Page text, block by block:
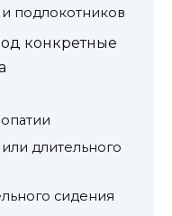
подлокотников
конкретные
длительного
сидения